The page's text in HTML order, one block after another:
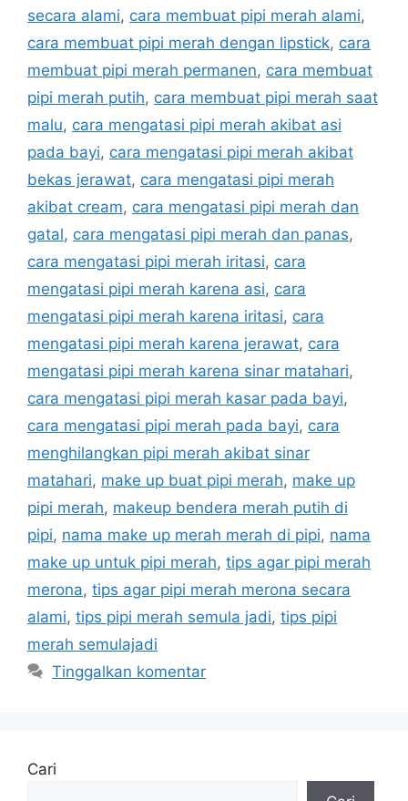
secara alami, cara membuat pipi merah alami,
cara membuat pipi merah dengan lipstick, cara
membuat pipi merah permanen, cara membuat
pipi merah putih, cara membuat pipi merah saat
malu, cara mengatasi pipi merah akibat asi
pada bayi, cara mengatasi pipi merah akibat
bekas jerawat, cara mengatasi pipi merah
akibat cream, cara mengatasi pipi merah dan
gatal, cara mengatasi pipi merah dan panas,
cara mengatasi pipi merah iritasi, cara
mengatasi pipi merah karena asi, cara
mengatasi pipi merah karena iritasi, cara
mengatasi pipi merah karena jerawat, cara
mengatasi pipi merah karena sinar matahari,
cara mengatasi pipi merah kasar pada bayi,
cara mengatasi pipi merah pada bayi, cara
menghilangkan pipi merah akibat sinar
matahari, make up buat pipi merah, make up
pipi merah, makeup bendera merah putih di
pipi, nama make up merah merah di pipi, nama
make up untuk pipi merah, tips agar pipi merah
merona, tips agar pipi merah merona secara
alami, tips pipi merah semula jadi, tips pipi
merah semulajadi
Tinggalkan komentar
Cari